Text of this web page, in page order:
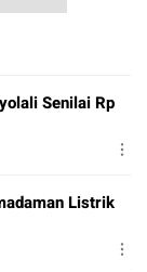
Senilai Rp
Listrik